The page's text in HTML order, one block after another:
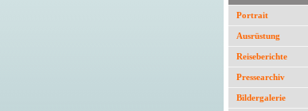
Portrait
Ausrüstung
Reiseberichte
Pressearchiv
Bildergalerie